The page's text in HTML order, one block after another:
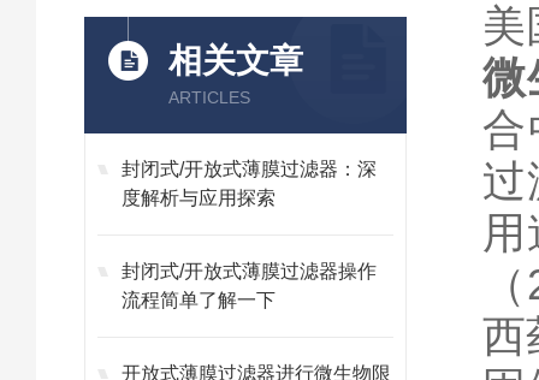
相关文章
ARTICLES
封闭式/开放式薄膜过滤器：深
度解析与应用探索
封闭式/开放式薄膜过滤器操作
流程简单了解一下
开放式薄膜过滤器进行微生物限
美
微
合
过
西